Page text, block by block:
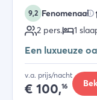
9,2 Fenomenaal
2 pers. 1
Een luxueuze
v.a. prijs/nacht
€ 100,16